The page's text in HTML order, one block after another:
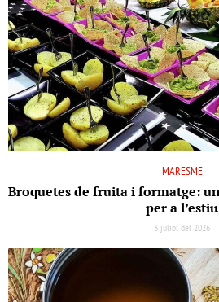
MARESME
Broquetes de fruita i formatge:
per a l’estiu
3 juliol del 2026